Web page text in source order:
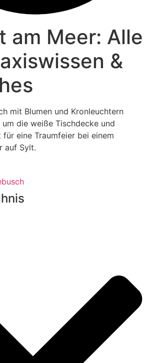
am Meer: Alle
&